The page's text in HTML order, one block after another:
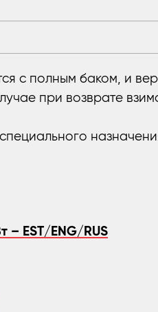
с полным баком, и
при возврате
– EST/ENG/RUS